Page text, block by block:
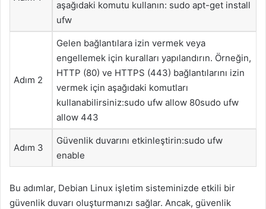
aşağıdaki komutu kullanın: sudo apt-get install
ufw
Adım 2
Gelen bağlantılara izin vermek veya
engellemek için kuralları yapılandırın. Örneğin,
HTTP (80) ve HTTPS (443) bağlantılarını izin
vermek için aşağıdaki komutları
kullanabilirsiniz:sudo ufw allow 80sudo ufw
allow 443
Adım 3
Güvenlik duvarını etkinleştirin:sudo ufw
enable
Bu adımlar, Debian Linux işletim sisteminizde etkili bir
güvenlik duvarı oluşturmanızı sağlar. Ancak, güvenlik